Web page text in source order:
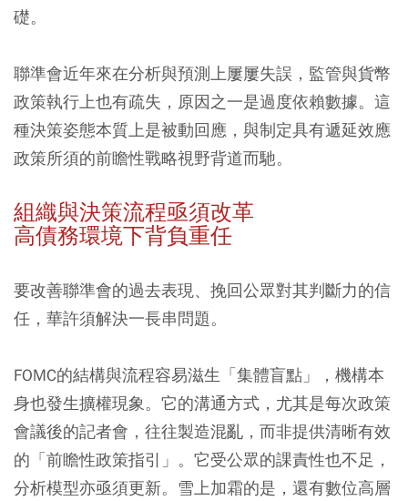
礎。
聯準會近年來在分析與預測上屢屢失誤，監管與貨幣
政策執行上也有疏失，原因之一是過度依賴數據。這
種決策姿態本質上是被動回應，與制定具有遞延效應
政策所須的前瞻性戰略視野背道而馳。
組織與決策流程亟須改革
高債務環境下背負重任
要改善聯準會的過去表現、挽回公眾對其判斷力的信
任，華許須解決一長串問題。
FOMC的結構與流程容易滋生「集體盲點」，機構本
身也發生擴權現象。它的溝通方式，尤其是每次政策
會議後的記者會，往往製造混亂，而非提供清晰有效
的「前瞻性政策指引」。它受公眾的課責性也不足，
分析模型亦亟須更新。雪上加霜的是，還有數位高層